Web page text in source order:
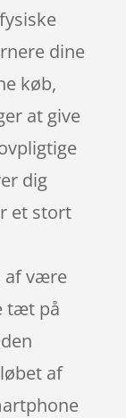
dine
køb,
at give
dig
et stort
af være
tæt på
af